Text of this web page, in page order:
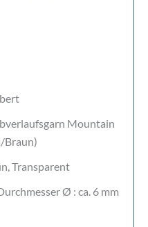
Mountain
Braun)
Transparent
Ø : ca. 6 mm